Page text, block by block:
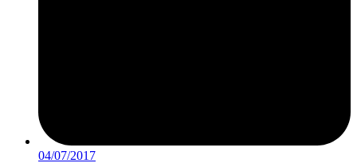
04/07/2017